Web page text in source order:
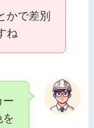
かで差別
ね
ー